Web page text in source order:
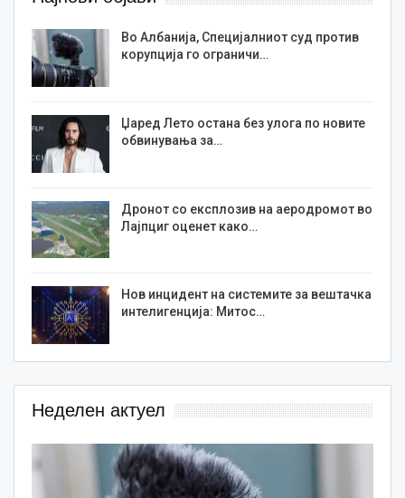
Во Албанија, Специјалниот суд против
корупција го ограничи…
Џаред Лето остана без улога по новите
обвинувања за…
Дронот со експлозив на аеродромот во
Лајпциг оценет како…
Нов инцидент на системите за вештачка
интелигенција: Митос…
Неделен актуел